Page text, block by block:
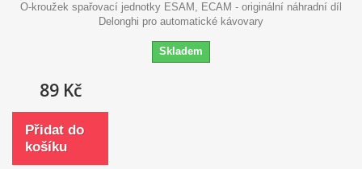
O-kroužek spařovací jednotky ESAM, ECAM - originální náhradní díl
Delonghi pro automatické kávovary
Skladem
89 Kč
Přidat do
košíku